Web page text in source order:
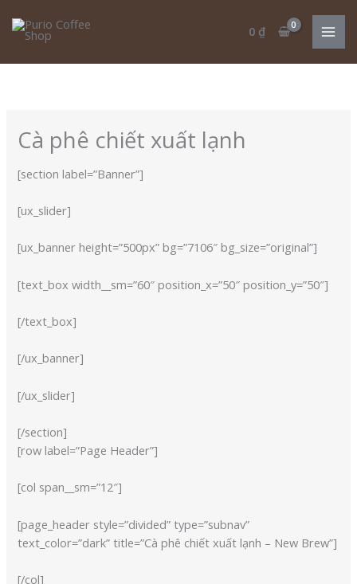
tới
dung
0 ₫
Cà phê chiết xuất lạnh
[section label=”Banner”]
[ux_slider]
[ux_banner height=”500px” bg=”7106″ bg_size=”original”]
[text_box width__sm=”60″ position_x=”50″ position_y=”50″]
[/text_box]
[/ux_banner]
[/ux_slider]
[/section]
[row label=”Page Header”]
[col span__sm=”12″]
[page_header style=”divided” type=”subnav”
text_color=”dark” title=”Cà phê chiết xuất lạnh – New Brew”]
[/col]
Total: